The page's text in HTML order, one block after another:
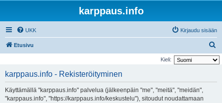
karppaus.info
UKK Kirjaudu sisään
Etusivu
t
Kieli:
karppaus.info - Rekisteröityminen
Käyttämällä "karppaus.info" palvelua (jälkeenpäin "me", "meitä", "meidän",
"karppaus.info", "https://karppaus.info/keskustelu"), sitoudut noudattamaan